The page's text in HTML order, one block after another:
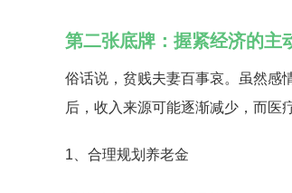
第二张底牌：握紧经济的主
俗话说，贫贱夫妻百事哀。虽然感
后，收入来源可能逐渐减少，而医
1、合理规划养老金